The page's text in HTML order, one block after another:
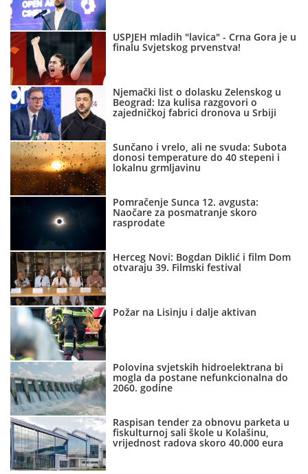
USPJEH mladih "lavica" - Crna Gora je u
finalu Svjetskog prvenstva!
Njemački list o dolasku Zelenskog u
Beograd: Iza kulisa razgovori o
zajedničkoj fabrici dronova u Srbiji
Sunčano i vrelo, ali ne svuda: Subota
donosi temperature do 40 stepeni i
lokalnu grmljavinu
Pomračenje Sunca 12. avgusta:
Naočare za posmatranje skoro
rasprodate
Herceg Novi: Bogdan Diklić i film Dom
otvaraju 39. Filmski festival
Požar na Lisinju i dalje aktivan
Polovina svjetskih hidroelektrana bi
mogla da postane nefunkcionalna do
2060. godine
Raspisan tender za obnovu parketa u
fiskulturnoj sali škole u Kolašinu,
vrijednost radova skoro 40.000 eura